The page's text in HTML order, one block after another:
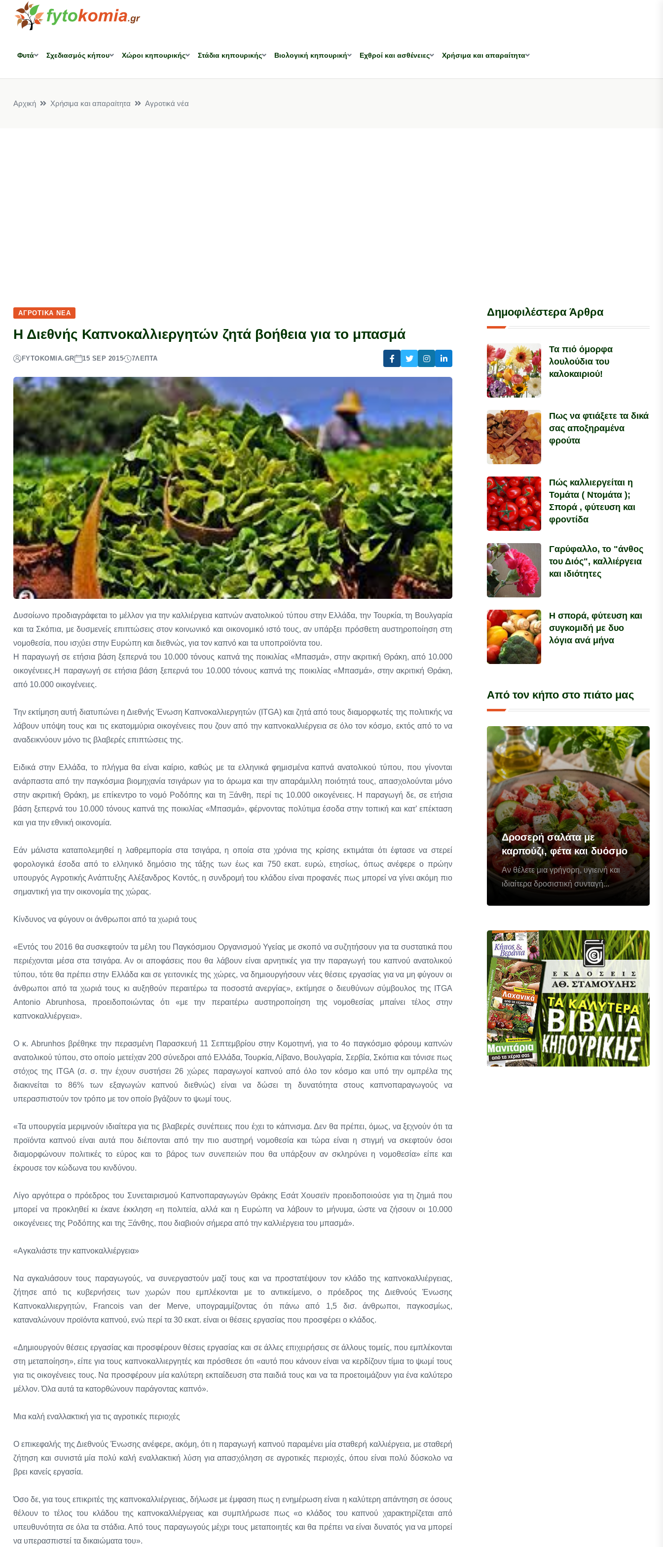
Φυτά Σχεδιασμός κήπου Χώροι κηπουρικής Στάδια κηπουρικής Βιολογική κηπουρική Εχθροί και ασθένειες Χρήσιμα και απαραίτητα
Αρχική Χρήσιμα και απαραίτητα Αγροτικά νέα
ΑΓΡΟΤΙΚΆ ΝΈΑ
Η Διεθνής Καπνοκαλλιεργητών ζητά βοήθεια για το μπασμά
FYTOKOMIA.GR 15 SEP 2015 7ΛΕΠΤΆ
Δυσοίωνο προδιαγράφεται το μέλλον για την καλλιέργεια καπνών ανατολικού τύπου στην Ελλάδα, την Τουρκία, τη Βουλγαρία
και τα Σκόπια, με δυσμενείς επιπτώσεις στον κοινωνικό και οικονομικό ιστό τους, αν υπάρξει πρόσθετη αυστηροποίηση στη
νομοθεσία, που ισχύει στην Ευρώπη και διεθνώς, για τον καπνό και τα υποπροϊόντα του.
Η παραγωγή σε ετήσια βάση ξεπερνά του 10.000 τόνους καπνά της ποικιλίας «Μπασμά», στην ακριτική Θράκη, από 10.000
οικογένειες.Η παραγωγή σε ετήσια βάση ξεπερνά του 10.000 τόνους καπνά της ποικιλίας «Μπασμά», στην ακριτική Θράκη,
από 10.000 οικογένειες.
Την εκτίμηση αυτή διατυπώνει η Διεθνής Ένωση Καπνοκαλλιεργητών (ITGA) και ζητά από τους διαμορφωτές της πολιτικής να
λάβουν υπόψη τους και τις εκατομμύρια οικογένειες που ζουν από την καπνοκαλλιέργεια σε όλο τον κόσμο, εκτός από το να
αναδεικνύουν μόνο τις βλαβερές επιπτώσεις της.
Ειδικά στην Ελλάδα, το πλήγμα θα είναι καίριο, καθώς με τα ελληνικά φημισμένα καπνά ανατολικού τύπου, που γίνονται
ανάρπαστα από την παγκόσμια βιομηχανία τσιγάρων για το άρωμα και την απαράμιλλη ποιότητά τους, απασχολούνται μόνο
στην ακριτική Θράκη, με επίκεντρο το νομό Ροδόπης και τη Ξάνθη, περί τις 10.000 οικογένειες. Η παραγωγή δε, σε ετήσια
βάση ξεπερνά του 10.000 τόνους καπνά της ποικιλίας «Μπασμά», φέρνοντας πολύτιμα έσοδα στην τοπική και κατ’ επέκταση
και για την εθνική οικονομία.
Εάν μάλιστα καταπολεμηθεί η λαθρεμπορία στα τσιγάρα, η οποία στα χρόνια της κρίσης εκτιμάται ότι έφτασε να στερεί
φορολογικά έσοδα από το ελληνικό δημόσιο της τάξης των έως και 750 εκατ. ευρώ, ετησίως, όπως ανέφερε ο πρώην
υπουργός Αγροτικής Ανάπτυξης Αλέξανδρος Κοντός, η συνδρομή του κλάδου είναι προφανές πως μπορεί να γίνει ακόμη πιο
σημαντική για την οικονομία της χώρας.
Κίνδυνος να φύγουν οι άνθρωποι από τα χωριά τους
«Εντός του 2016 θα συσκεφτούν τα μέλη του Παγκόσμιου Οργανισμού Υγείας με σκοπό να συζητήσουν για τα συστατικά που
περιέχονται μέσα στα τσιγάρα. Αν οι αποφάσεις που θα λάβουν είναι αρνητικές για την παραγωγή του καπνού ανατολικού
τύπου, τότε θα πρέπει στην Ελλάδα και σε γειτονικές της χώρες, να δημιουργήσουν νέες θέσεις εργασίας για να μη φύγουν οι
άνθρωποι από τα χωριά τους κι αυξηθούν περαιτέρω τα ποσοστά ανεργίας», εκτίμησε ο διευθύνων σύμβουλος της ITGA
Antonio Abrunhosa, προειδοποιώντας ότι «με την περαιτέρω αυστηροποίηση της νομοθεσίας μπαίνει τέλος στην
καπνοκαλλιέργεια».
Ο κ. Abrunhos βρέθηκε την περασμένη Παρασκευή 11 Σεπτεμβρίου στην Κομοτηνή, για το 4ο παγκόσμιο φόρουμ καπνών
ανατολικού τύπου, στο οποίο μετείχαν 200 σύνεδροι από Ελλάδα, Τουρκία, Λίβανο, Βουλγαρία, Σερβία, Σκόπια και τόνισε πως
στόχος της ITGA (σ. σ. την έχουν συστήσει 26 χώρες παραγωγοί καπνού από όλο τον κόσμο και υπό την ομπρέλα της
διακινείται το 86% των εξαγωγών καπνού διεθνώς) είναι να δώσει τη δυνατότητα στους καπνοπαραγωγούς να
υπερασπιστούν τον τρόπο με τον οποίο βγάζουν το ψωμί τους.
«Τα υπουργεία μεριμνούν ιδιαίτερα για τις βλαβερές συνέπειες που έχει το κάπνισμα. Δεν θα πρέπει, όμως, να ξεχνούν ότι τα
προϊόντα καπνού είναι αυτά που διέπονται από την πιο αυστηρή νομοθεσία και τώρα είναι η στιγμή να σκεφτούν όσοι
διαμορφώνουν πολιτικές το εύρος και το βάρος των συνεπειών που θα υπάρξουν αν σκληρύνει η νομοθεσία» είπε και
έκρουσε τον κώδωνα του κινδύνου.
Λίγο αργότερα ο πρόεδρος του Συνεταιρισμού Καπνοπαραγωγών Θράκης Εσάτ Χουσεϊν προειδοποιούσε για τη ζημιά που
μπορεί να προκληθεί κι έκανε έκκληση «η πολιτεία, αλλά και η Ευρώπη να λάβουν το μήνυμα, ώστε να ζήσουν οι 10.000
οικογένειες της Ροδόπης και της Ξάνθης, που διαβιούν σήμερα από την καλλιέργεια του μπασμά».
«Αγκαλιάστε την καπνοκαλλιέργεια»
Να αγκαλιάσουν τους παραγωγούς, να συνεργαστούν μαζί τους και να προστατέψουν τον κλάδο της καπνοκαλλιέργειας,
ζήτησε από τις κυβερνήσεις των χωρών που εμπλέκονται με το αντικείμενο, ο πρόεδρος της Διεθνούς Ένωσης
Καπνοκαλλιεργητών, Francois van der Merve, υπογραμμίζοντας ότι πάνω από 1,5 δισ. άνθρωποι, παγκοσμίως,
καταναλώνουν προϊόντα καπνού, ενώ περί τα 30 εκατ. είναι οι θέσεις εργασίας που προσφέρει ο κλάδος.
«Δημιουργούν θέσεις εργασίας και προσφέρουν θέσεις εργασίας και σε άλλες επιχειρήσεις σε άλλους τομείς, που εμπλέκονται
στη μεταποίηση», είπε για τους καπνοκαλλιεργητές και πρόσθεσε ότι «αυτό που κάνουν είναι να κερδίζουν τίμια το ψωμί τους
για τις οικογένειες τους. Να προσφέρουν μία καλύτερη εκπαίδευση στα παιδιά τους και να τα προετοιμάζουν για ένα καλύτερο
μέλλον. Όλα αυτά τα κατορθώνουν παράγοντας καπνό».
Μια καλή εναλλακτική για τις αγροτικές περιοχές
Ο επικεφαλής της Διεθνούς Ένωσης ανέφερε, ακόμη, ότι η παραγωγή καπνού παραμένει μία σταθερή καλλιέργεια, με σταθερή
ζήτηση και συνιστά μία πολύ καλή εναλλακτική λύση για απασχόληση σε αγροτικές περιοχές, όπου είναι πολύ δύσκολο να
βρει κανείς εργασία.
Όσο δε, για τους επικριτές της καπνοκαλλιέργειας, δήλωσε με έμφαση πως η ενημέρωση είναι η καλύτερη απάντηση σε όσους
θέλουν το τέλος του κλάδου της καπνοκαλλιέργειας και συμπλήρωσε πως «ο κλάδος του καπνού χαρακτηρίζεται από
υπευθυνότητα σε όλα τα στάδια. Από τους παραγωγούς μέχρι τους μεταποιητές και θα πρέπει να είναι δυνατός για να μπορεί
να υπερασπιστεί τα δικαιώματα του».
Δημοφιλέστερα Άρθρα
Τα πιό όμορφα
λουλούδια του
καλοκαιριού!
Πως να φτιάξετε τα δικά
σας αποξηραμένα
φρούτα
Πώς καλλιεργείται η
Τομάτα ( Ντομάτα );
Σπορά , φύτευση και
φροντίδα
Γαρύφαλλο, το "άνθος
του Διός", καλλιέργεια
και ιδιότητες
Η σπορά, φύτευση και
συγκομιδή με δυο
λόγια ανά μήνα
Από τον κήπο στο πιάτο μας
Δροσερή σαλάτα με
καρπούζι, φέτα και δυόσμο
Αν θέλετε μια γρήγορη, υγιεινή και
ιδιαίτερα δροσιστική συνταγή...